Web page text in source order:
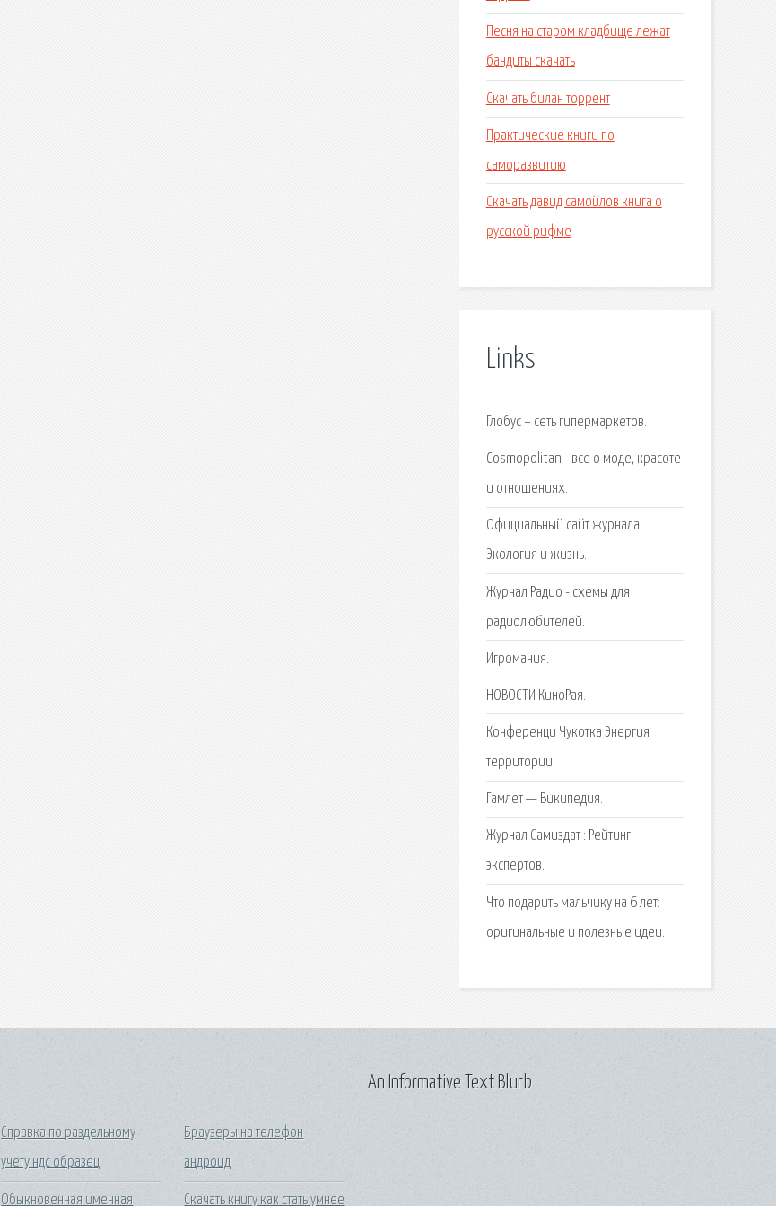
Песня на старом кладбище лежат
бандиты скачать
Скачать билан торрент
Практические книги по
саморазвитию
Скачать давид самойлов книга о
русской рифме
Links
Глобус – сеть гипермаркетов.
Cosmopolitan - все о моде, красоте
и отношениях.
Официальный сайт журнала
Экология и жизнь.
Журнал Радио - схемы для
радиолюбителей.
Игромания.
НОВОСТИ КиноРая.
Конференци Чукотка Энергия
территории.
Гамлет — Википедия.
Журнал Самиздат : Рейтинг
экспертов.
Что подарить мальчику на 6 лет:
оригинальные и полезные идеи.
Справка по раздельному
учету ндс образец
Обыкновенная именная
Браузеры на телефон
андроид
Скачать книгу как стать умнее
An Informative Text Blurb